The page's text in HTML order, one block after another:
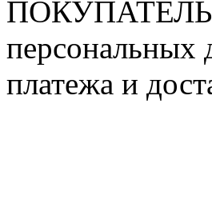
ПОКУПАТЕЛЬ
персональных
платежа и